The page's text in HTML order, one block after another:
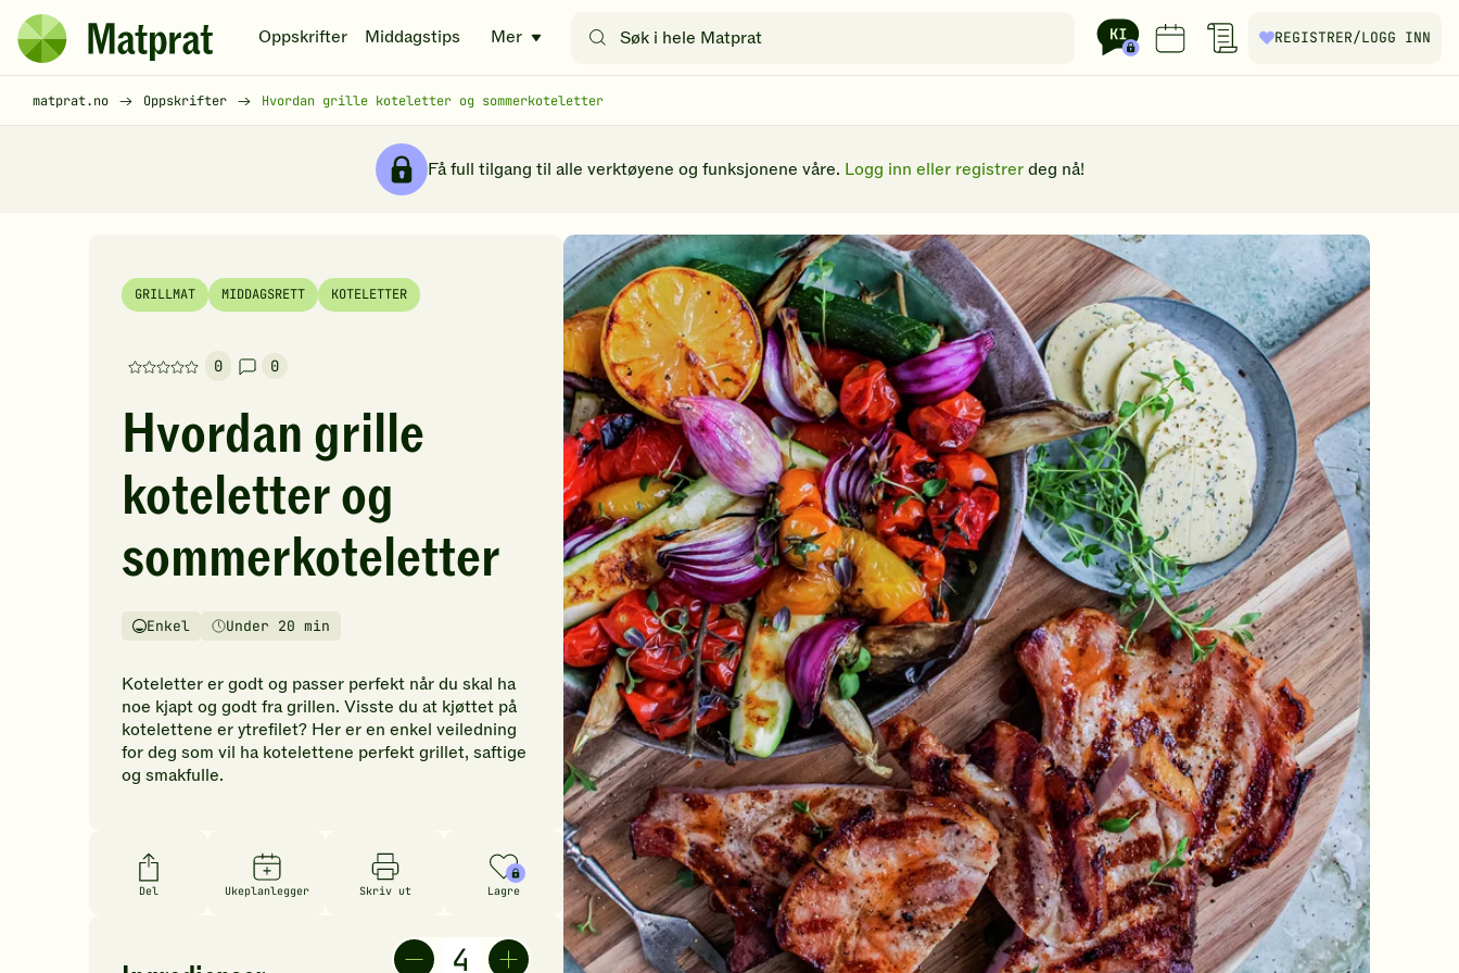
Hopp til hovedinnhold
Matprat
hjemmeside
Oppskrifter Middagstips Mer
etter
REGISTRER/LOGG INN
matprat.no Oppskrifter Hvordan grille koteletter og sommerkoteletter
Få full tilgang til alle verktøyene og funksjonene våre. Logg inn eller registrer deg nå!
GRILLMAT MIDDAGSRETT KOTELETTER
0
Denne
har
foreløpig
ingen
vurderinger.
Bli
den
første
å
vurdere
oppskriften.
0
Hvordan grille
koteletter og
sommerkoteletter
Vanskelighetsgrad
Enkel
TilberedningstidUnder 20 min
Koteletter er godt og passer perfekt når du skal ha
noe kjapt og godt fra grillen. Visste du at kjøttet på
kotelettene er ytrefilet? Her er en enkel veiledning
for deg som vil ha kotelettene perfekt grillet, saftige
og smakfulle.
Del Ukeplanlegger Skriv ut Lagre